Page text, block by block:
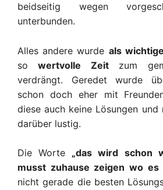
beidseitig wegen
unterbunden.
Alles andere wurde als
sowertvolle Zeitzum
verdrängt. Geredet wurde
schon doch eher mit
diese auch keine Lösungen und
darüber lustig.
Die Worte „das wird schon
musst zuhause zeigen wo es
nicht gerade die besten